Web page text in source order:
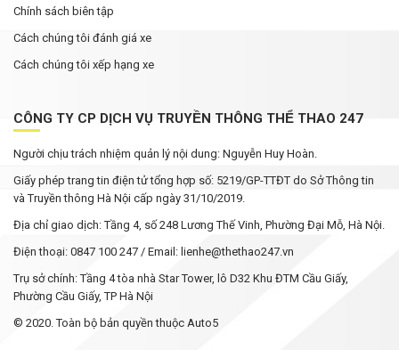
Chính sách biên tập
Cách chúng tôi đánh giá xe
Cách chúng tôi xếp hạng xe
CÔNG TY CP DỊCH VỤ TRUYỀN THÔNG THỂ THAO 247
Người chịu trách nhiệm quản lý nội dung: Nguyễn Huy Hoàn.
Giấy phép trang tin điện tử tổng hợp số: 5219/GP-TTĐT do Sở Thông tin
và Truyền thông Hà Nội cấp ngày 31/10/2019.
Địa chỉ giao dịch: Tầng 4, số 248 Lương Thế Vinh, Phường Đại Mỗ, Hà Nội.
Điện thoại: 0847 100 247 / Email: lienhe@thethao247.vn
Trụ sở chính: Tầng 4 tòa nhà Star Tower, lô D32 Khu ĐTM Cầu Giấy,
Phường Cầu Giấy, TP Hà Nội
© 2020. Toàn bộ bản quyền thuộc Auto5